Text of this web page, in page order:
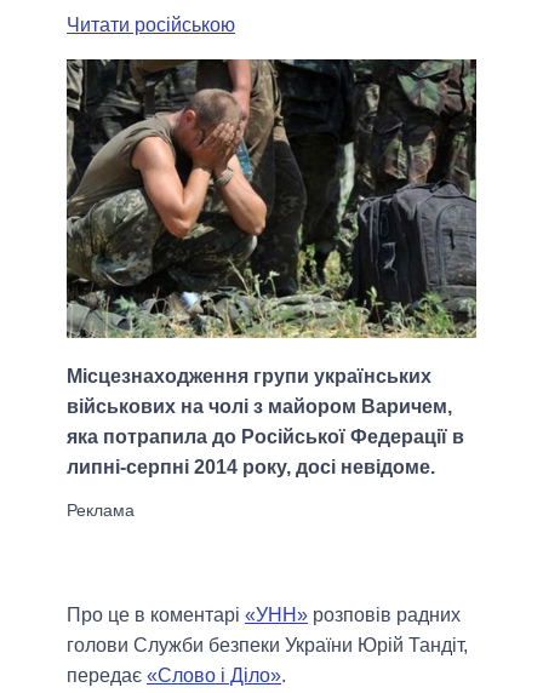
Читати російською
Місцезнаходження групи українських
військових на чолі з майором Варичем,
яка потрапила до Російської Федерації в
липні-серпні 2014 року, досі невідоме.
Про це в коментарі «УНН» розповів радних
голови Служби безпеки України Юрій Тандіт,
передає «Слово і Діло».